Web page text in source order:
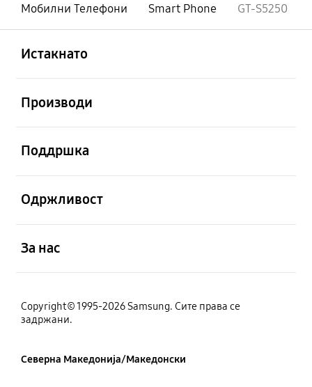
Мобилни Телефони
Smart Phone GT-S5250
Истакнато
Производи
Поддршка
Одржливост
За нас
Copyright© 1995-2026 Samsung. Сите права се
задржани.
Северна Македонија/Македонски